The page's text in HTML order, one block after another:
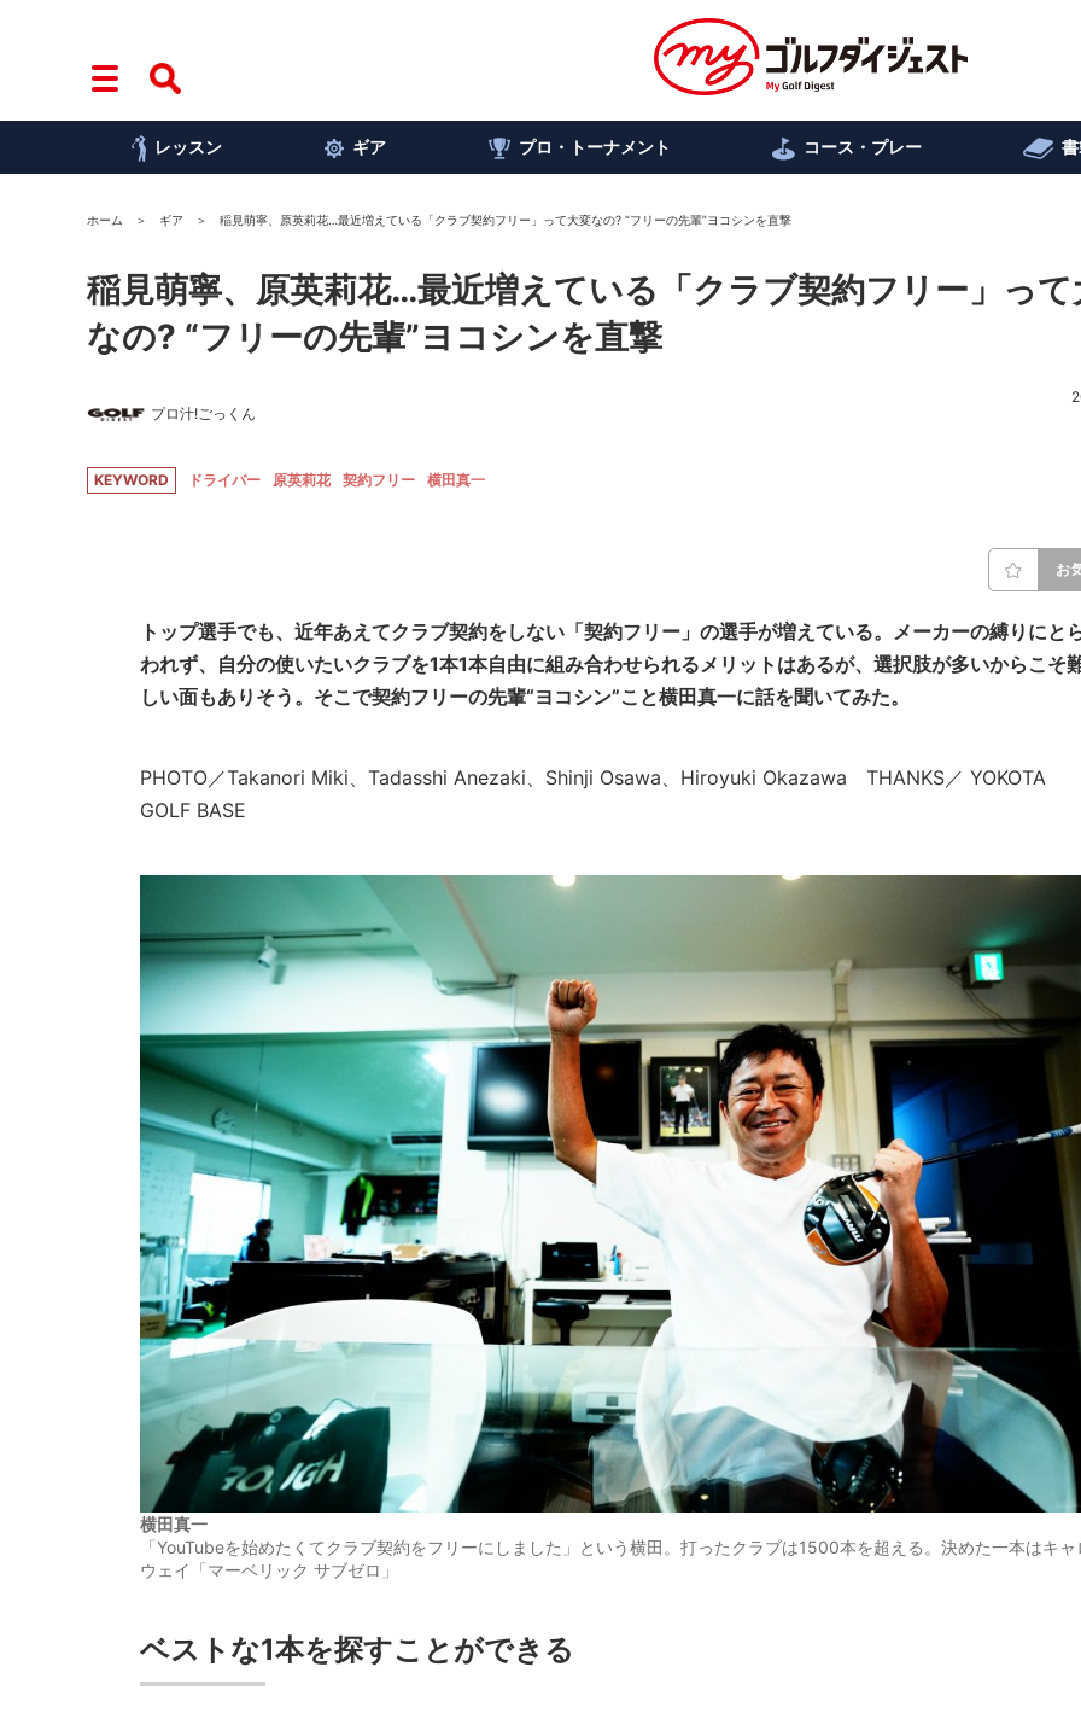
レッスン ギア プロ・トーナメント コース・プレー
ホーム ギア 稲見萌寧、原英莉花…最近増えている「クラブ契約フリー」って大変なの? “フリーの先輩”ヨコシンを直撃
稲見萌寧、原英莉花…最近増えている「クラブ契約フリー」って
なの? “フリーの先輩”ヨコシンを直撃
プロ汁!ごっくん
KEYWORD ドライバー 原英莉花 契約フリー 横田真一
お
トップ選手でも、近年あえてクラブ契約をしない「契約フリー」の選手が増えている。メーカーの縛りにと
われず、自分の使いたいクラブを1本1本自由に組み合わせられるメリットはあるが、選択肢が多いからこそ
しい面もありそう。そこで契約フリーの先輩“ヨコシン”こと横田真一に話を聞いてみた。
PHOTO／Takanori Miki、Tadasshi Anezaki、Shinji Osawa、Hiroyuki Okazawa THANKS／ YOKOTA
GOLF BASE
横田真一
「YouTubeを始めたくてクラブ契約をフリーにしました」という横田。打ったクラブは1500本を超える。決めた一本はキャ
ウェイ「マーベリック サブゼロ」
ベストな1本を探すことができる